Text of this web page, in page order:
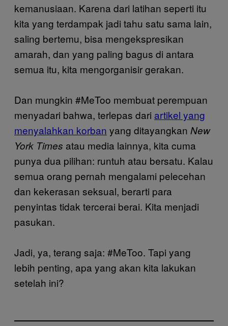
kemanusiaan. Karena dari latihan seperti itu
kita yang terdampak jadi tahu satu sama lain,
saling bertemu, bisa mengekspresikan
amarah, dan yang paling bagus di antara
semua itu, kita mengorganisir gerakan.
Dan mungkin #MeToo membuat perempuan
menyadari bahwa, terlepas dari artikel yang
menyalahkan korban yang ditayangkan New
York Times atau media lainnya, kita cuma
punya dua pilihan: runtuh atau bersatu. Kalau
semua orang pernah mengalami pelecehan
dan kekerasan seksual, berarti para
penyintas tidak tercerai berai. Kita menjadi
pasukan.
Jadi, ya, terang saja: #MeToo. Tapi yang
lebih penting, apa yang akan kita lakukan
setelah ini?